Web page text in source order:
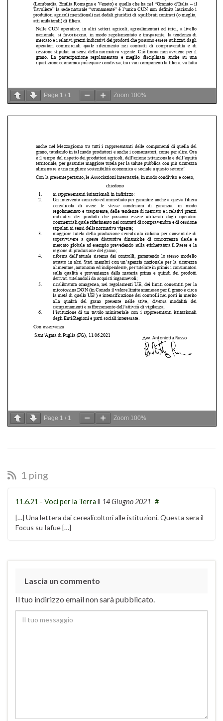
Page 1 / 1 Zoom 100%
Page 1 / 1 Zoom 100%
1 ping
11.6.21 - Voci per la Terra il 14 Giugno 2021 #
[…] Una lettera dai cerealicoltori alle istituzioni. Questa sera il
Focus su Iafue […]
Lascia un commento
Il tuo indirizzo email non sarà pubblicato.